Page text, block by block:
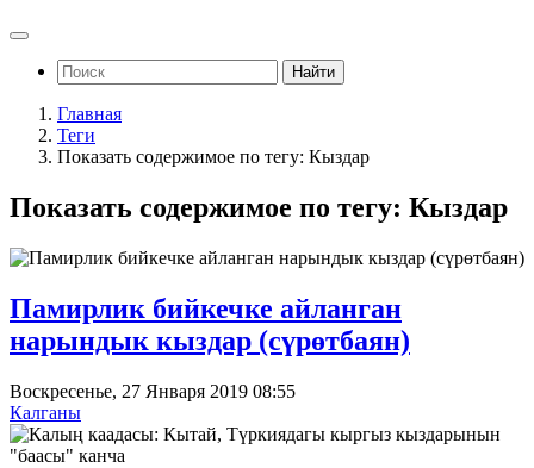
Найти
Главная
Теги
Показать содержимое по тегу: Кыздар
Показать содержимое по тегу: Кыздар
Памирлик бийкечке айланган
нарындык кыздар (сүрөтбаян)
Воскресенье, 27 Января 2019 08:55
Калганы